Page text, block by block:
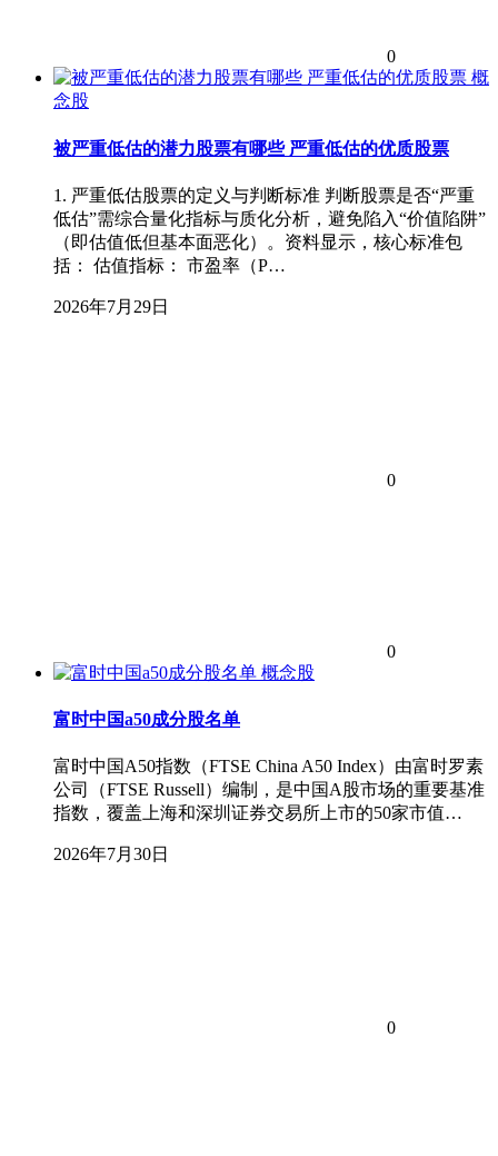
0
概
念股
被严重低估的潜力股票有哪些 严重低估的优质股票
1. 严重低估股票的定义与判断标准 判断股票是否“严重
低估”需综合量化指标与质化分析，避免陷入“价值陷阱”
（即估值低但基本面恶化）。资料显示，核心标准包
括： 估值指标： 市盈率（P…
2026年7月29日
0
0
概念股
富时中国a50成分股名单
富时中国A50指数（FTSE China A50 Index）由富时罗素
公司（FTSE Russell）编制，是中国A股市场的重要基准
指数，覆盖上海和深圳证券交易所上市的50家市值…
2026年7月30日
0